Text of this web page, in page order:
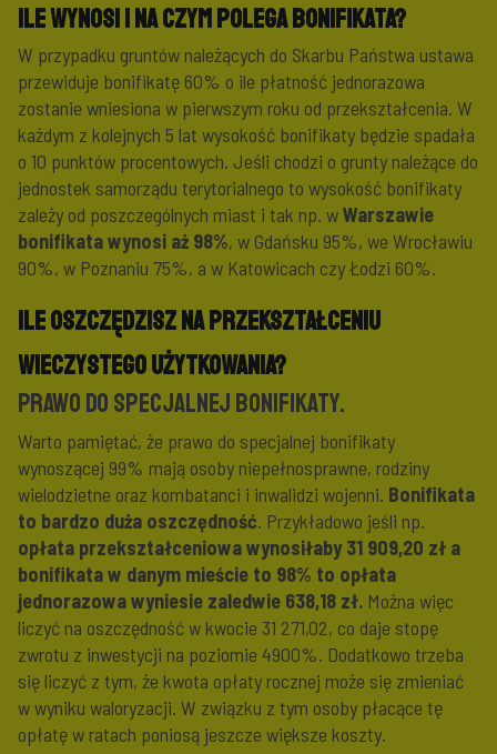
Ile wynosi i na czym polega bonifikata?
W przypadku gruntów należących do Skarbu Państwa ustawa
przewiduje bonifikatę 60% o ile płatność jednorazowa
zostanie wniesiona w pierwszym roku od przekształcenia. W
każdym z kolejnych 5 lat wysokość bonifikaty będzie spadała
o 10 punktów procentowych. Jeśli chodzi o grunty należące do
jednostek samorządu terytorialnego to wysokość bonifikaty
zależy od poszczególnych miast i tak np. wWarszawie
bonifikata wynosi aż 98%, w Gdańsku 95%, we Wrocławiu
90%, w Poznaniu 75%, a w Katowicach czy Łodzi 60%.
Ile oszczędzisz na przekształceniu
wieczystego użytkowania?
Prawo do specjalnej bonifikaty.
Warto pamiętać, że prawo do specjalnej bonifikaty
wynoszącej 99% mają osoby niepełnosprawne, rodziny
wielodzietne oraz kombatanci i inwalidzi wojenni. Bonifikata
to bardzo duża oszczędność. Przykładowo jeśli np.
opłata przekształceniowa wynosiłaby 31 909,20 zł a
bonifikata w danym mieście to 98% to opłata
jednorazowa wyniesie zaledwie 638,18 zł. Można więc
liczyć na oszczędność w kwocie 31 271,02, co daje stopę
zwrotu z inwestycji na poziomie 4900%. Dodatkowo trzeba
się liczyć z tym, że kwota opłaty rocznej może się zmieniać
w wyniku waloryzacji. W związku z tym osoby płacące tę
opłatę w ratach poniosą jeszcze większe koszty.